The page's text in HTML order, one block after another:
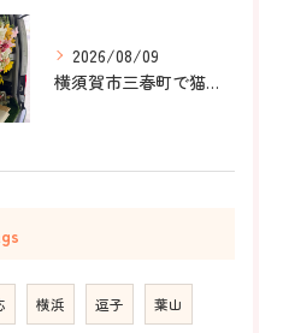
2026/08/09
横須賀市三春町で猫ちゃんのペット葬儀、ペット火葬をお手伝いさ...
横浜 逗子 葉山